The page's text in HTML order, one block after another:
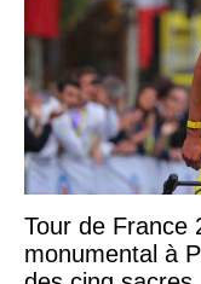
Tour de France
monumental à